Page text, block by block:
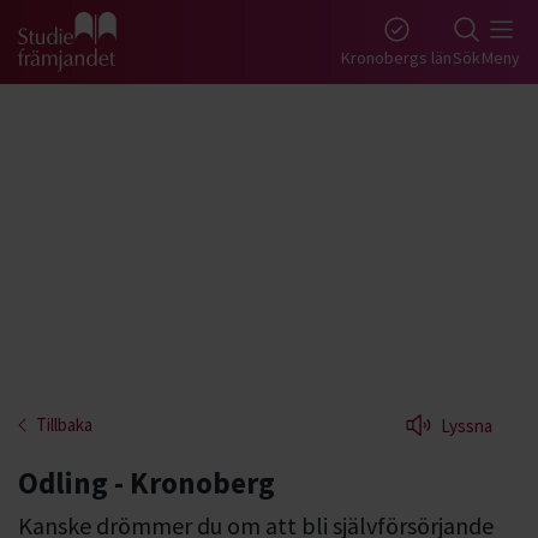
Gå till studiefrämjandets startsida Kronobergs länSökMeny
Tillbaka Lyssna
Odling - Kronoberg
Kanske drömmer du om att bli självförsörjande